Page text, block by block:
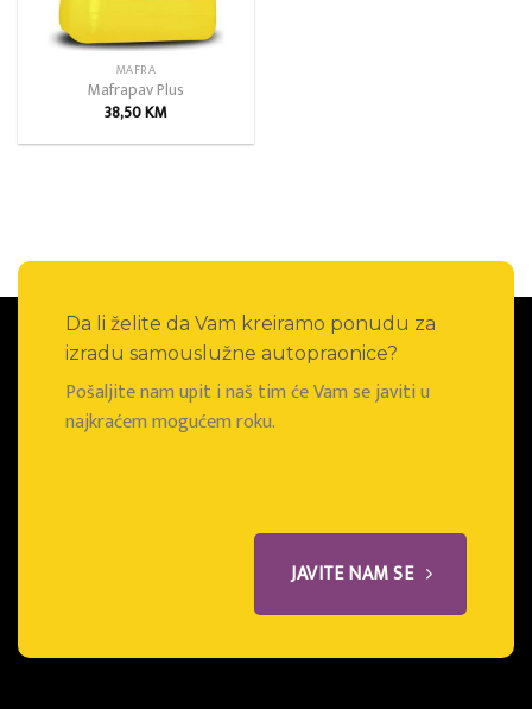
MAFRA
Mafrapav Plus
38,50KM
Da li želite da Vam kreiramo ponudu za
izradu samouslužne autopraonice?
Pošaljite nam upit i naš tim će Vam se javiti u
najkraćem mogućem roku.
JAVITE NAM SE